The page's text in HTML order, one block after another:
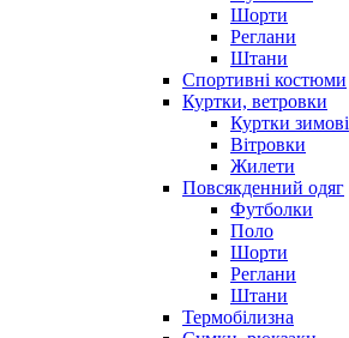
Шорти
Реглани
Штани
Спортивні костюми
Куртки, ветровки
Куртки зимові
Вітровки
Жилети
Повсякденний одяг
Футболки
Поло
Шорти
Реглани
Штани
Термобілизна